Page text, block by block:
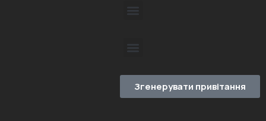
Згенерувати привітання